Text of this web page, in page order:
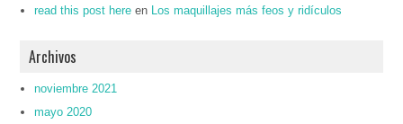
read this post here en Los maquillajes más feos y ridículos
Archivos
noviembre 2021
mayo 2020